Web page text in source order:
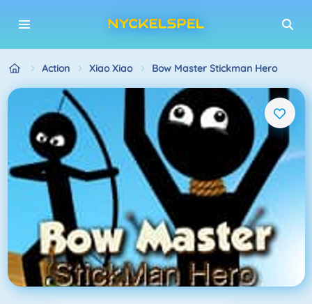
Action Xiao Xiao Bow Master Stickman Hero